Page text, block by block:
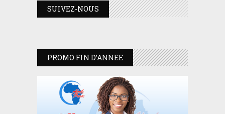
SUIVEZ-NOUS
PROMO FIN D’ANNEE